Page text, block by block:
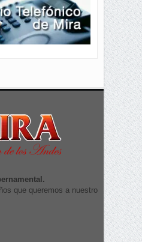
que queremos a nuestro